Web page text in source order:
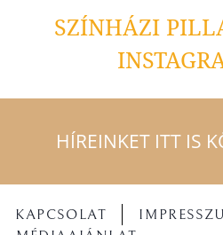
SZÍNHÁZI
HÍREINKET ITT IS
KAPCSOLAT